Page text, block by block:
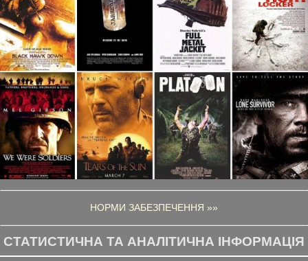
НОРМИ ЗАБЕЗПЕЧЕННЯ »»
СТАТИСТИЧНА ТА АНАЛІТИЧНА ІНФОРМАЦІЯ